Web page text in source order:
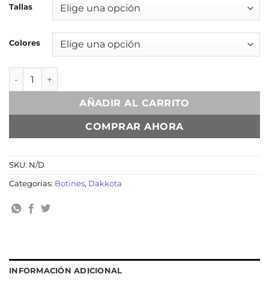
Tallas
Colores
Emiliana Chocolate cantidad
AÑADIR AL CARRITO
COMPRAR AHORA
SKU: N/D
Categorías: Botines, Dakkota
INFORMACIÓN ADICIONAL